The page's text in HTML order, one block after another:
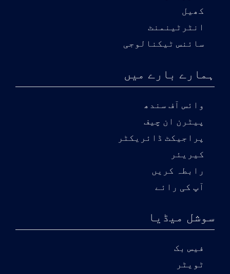
کھیل
انٹرٹینمنٹ
سائنس ٹیکنالوجی
ہمارے بارے میں
وائس آف سندھ
پیٹرن ان چیف
پراجیکٹ ڈائریکٹر
کیریئر
رابطہ کریں
آپ کی رائے
سوشل میڈیا
فیس بک
ٹویٹر